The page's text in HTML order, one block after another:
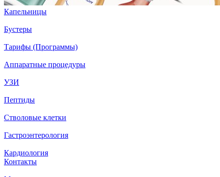
Капельницы
Бустеры
Тарифы (Программы)
Аппаратные процедуры
УЗИ
Пептиды
Стволовые клетки
Гастроэнтерология
Кардиология
Контакты